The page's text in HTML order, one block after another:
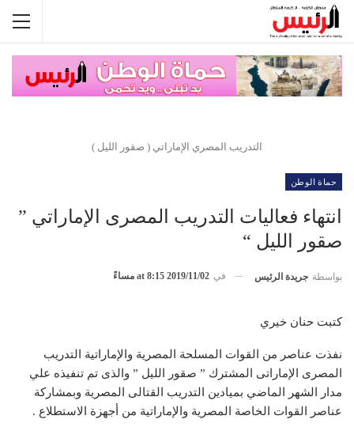
التدريب المصري الإماراتي ( صقور الليل )
حماة الوطن
انتهاء فعاليات التدريب المصرى الإماراتي ”
صقور الليل “
بواسطة جريدة الرئيس في 2019/11/02 at 8:15 مساءً
كتبت حنان خيري
نفذت عناصر من القوات المسلحة المصرية والإماراتية التدريب
المصرى الإماراتى المشترك ” صقور الليل ” والذى تم تنفيذه علي
مدار الشهر الماضي بميادين التدريب القتالى المصرية وبمشاركة
عناصر القوات الخاصة المصرية والإماراتية من أجهزة الاستطلاع .